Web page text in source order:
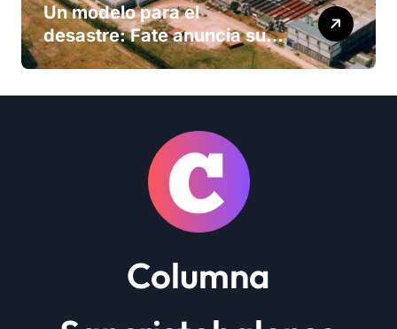
Un modelo para el
desastre: Fate anuncia su
cierre definitivo y despide a
Columna